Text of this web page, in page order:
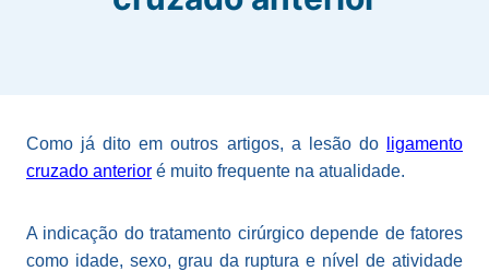
Como já dito em outros artigos, a lesão do
ligamento
cruzado anterior é muito frequente na atualidade.
A indicação do tratamento cirúrgico depende de fatores
como idade, sexo, grau da ruptura e nível de atividade